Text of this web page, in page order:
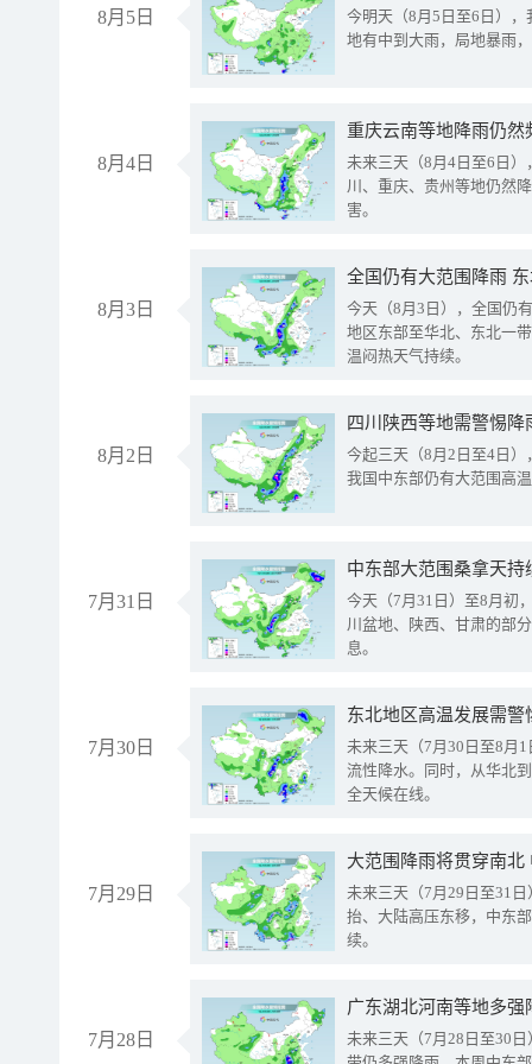
8月5日
今明天（8月5日至6日）
地有中到大雨，局地暴雨
8月4日
重庆云南等地降雨仍然
未来三天（8月4日至6日
川、重庆、贵州等地仍然
害。
8月3日
全国仍有大范围降雨
今天（8月3日），全国仍
地区东部至华北、东北一
温闷热天气持续。
8月2日
今起三天（8月2日至4日
我国中东部仍有大范围高
7月31日
中东部大范围桑拿天
今天（7月31日）至8月初
川盆地、陕西、甘肃的部
息。
7月30日
东北地区高温发展需
未来三天（7月30日至8月
流性降水。同时，从华北
全天候在线。
7月29日
大范围降雨将贯穿南
未来三天（7月29日至31
抬、大陆高压东移，中东
续。
7月28日
广东湖北河南等地多
未来三天（7月28日至30